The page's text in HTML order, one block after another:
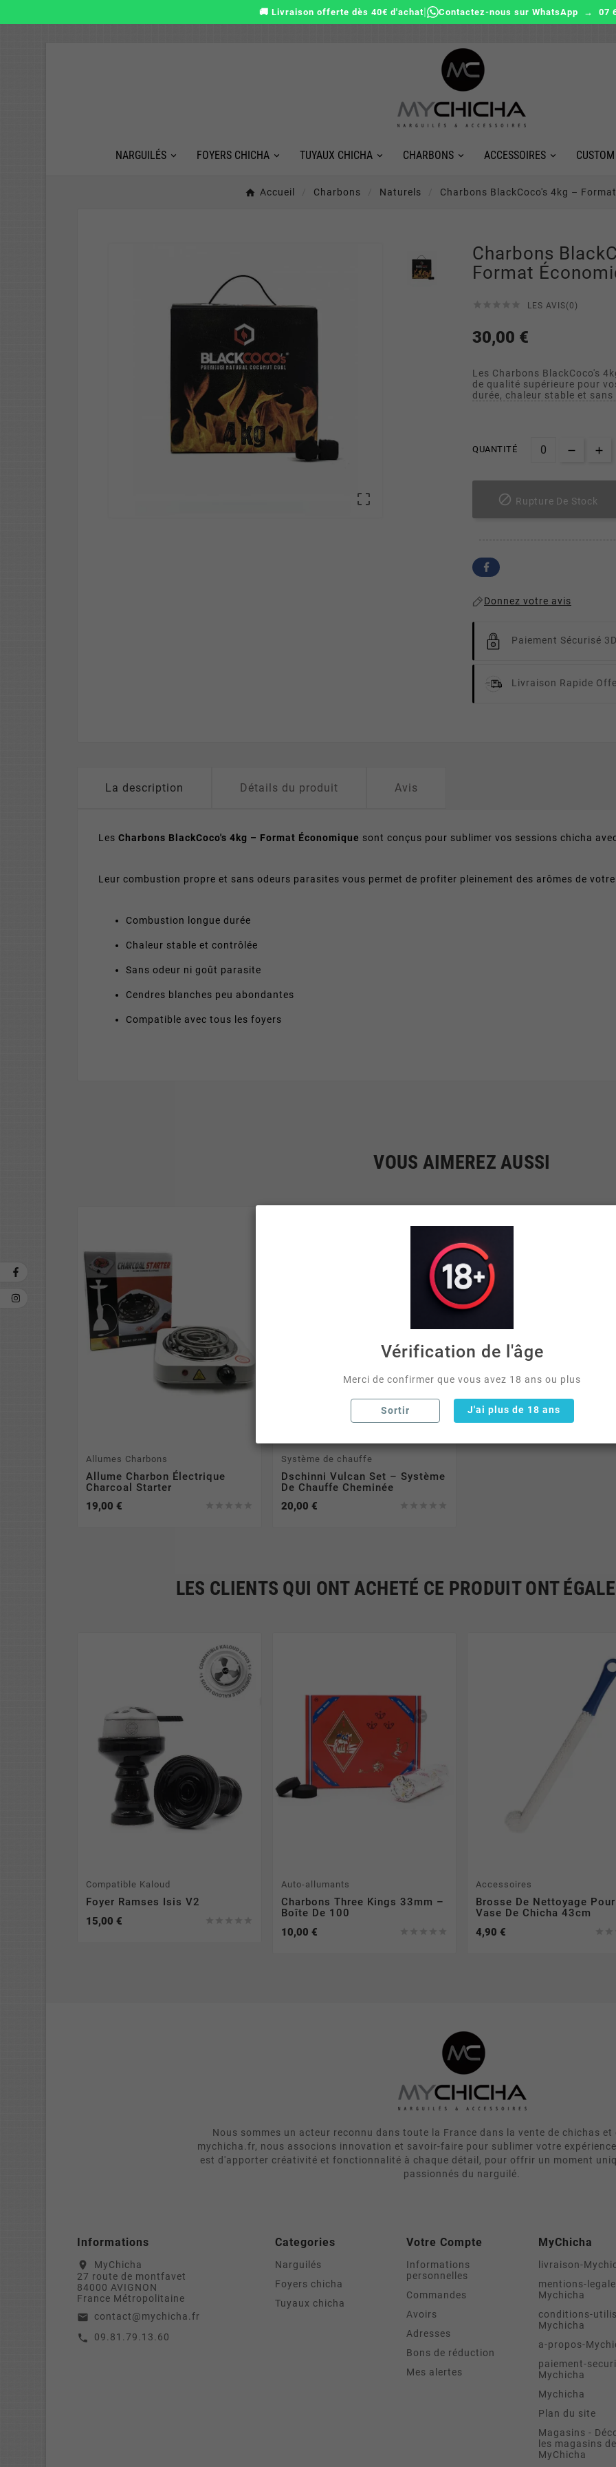
🚚 Livraison offerte dès 40€ d'achat| Contactez-nous sur WhatsApp → 07
NARGUILÉS FOYERS CHICHA TUYAUX CHICHA CHARBONS ACCESSOIRES
Accueil Charbons Naturels Charbons BlackCoco's 4kg –

Charbons
Format
LES AVIS(0)
30,00 €
Les Charbons BlackCoco's
de qualité supérieure pour
durée, chaleur stable et
QUANTITÉ
 Rupture De Stock
Donnez votre avis
Paiement Sécurisé
Livraison Rapide
La description Détails du produit Avis
LesCharbons BlackCoco's 4kg – Format Économique sont conçus pour sublimer vos sessions chicha
Leur combustion propre et sans odeurs parasites vous permet de profiter pleinement des arômes de
Combustion longue durée
Chaleur stable et contrôlée
Sans odeur ni goût parasite
Cendres blanches peu abondantes
Compatible avec tous les foyers
VOUS AIMEREZ AUSSI
Allumes Charbons
Allume Charbon Électrique
Charcoal Starter
19,00 €
Système de chauffe
Dschinni Vulcan Set – Système
De Chauffe Cheminée
20,00 €
LES CLIENTS QUI ONT ACHETÉ CE PRODUIT ONT
Compatible Kaloud
Foyer Ramses Isis V2
15,00 €
Auto-allumants
Charbons Three Kings 33mm –
Boîte De 100
10,00 €
Accessoires
Brosse De Nettoyage Pour
Vase De Chicha 43cm
4,90 €
Nous sommes un acteur reconnu dans toute la France dans la vente de chichas et
mychicha.fr, nous associons innovation et savoir-faire pour sublimer votre
est d'apporter créativité et fonctionnalité à chaque détail, pour offrir un moment
passionnés du narguilé.
Informations
location_on
MyChicha
27 route de montfavet
84000 AVIGNON
France Métropolitaine
email contact@mychicha.fr
call 09.81.79.13.60
Categories
Narguilés
Foyers chicha
Tuyaux chicha
Votre Compte
Informations
personnelles
Commandes
Avoirs
Adresses
Bons de réduction
Mes alertes
MyChicha
livraison-
mentions-
Mychicha
conditions-
Mychicha
a-propos-
paiement-
Mychicha
Mychicha
Plan du site
Magasins -
les magasins de
MyChicha
Vérification de l'âge
Merci de confirmer que vous avez 18 ans ou plus
Sortir J'ai plus de 18 ans